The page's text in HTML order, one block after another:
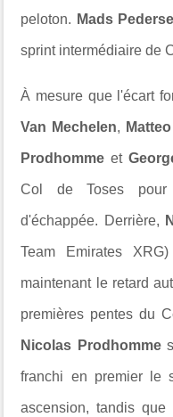
peloton. Mads
sprint intermédiaire de
À mesure que l'écart
Van Mechelen,
Prodhomme et
Col de Toses pour
d'échappée. Derrière,
Team Emirates
maintenant le retard
premières pentes du
Nicolas Prodhomme
franchi en premier le
ascension, tandis que